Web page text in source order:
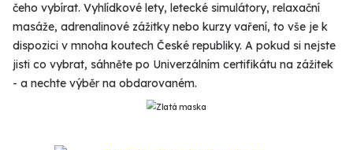
čeho vybírat. Vyhlídkové lety, letecké simulátory, relaxační
masáže, adrenalinové zážitky nebo kurzy vaření, to vše je k
dispozici v mnoha koutech České republiky. A pokud si nejste
jisti co vybrat, sáhněte po Univerzálním certifikátu na zážitek
- a nechte výběr na obdarovaném.